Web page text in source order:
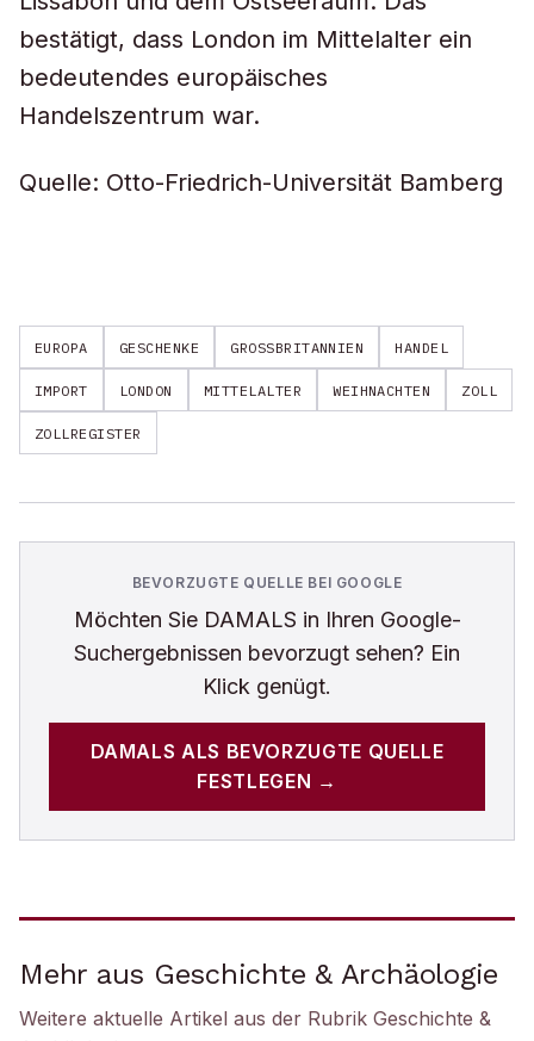
bestätigt, dass London im Mittelalter ein
bedeutendes europäisches
Handelszentrum war.
Quelle: Otto-Friedrich-Universität Bamberg
EUROPA GESCHENKE GROSSBRITANNIEN HANDEL
IMPORT LONDON MITTELALTER WEIHNACHTEN ZOLL
ZOLLREGISTER
BEVORZUGTE QUELLE BEI GOOGLE
Möchten Sie DAMALS in Ihren Google-
Suchergebnissen bevorzugt sehen? Ein
Klick genügt.
DAMALS ALS BEVORZUGTE QUELLE
FESTLEGEN →
Mehr aus Geschichte & Archäologie
Weitere aktuelle Artikel aus der Rubrik Geschichte &